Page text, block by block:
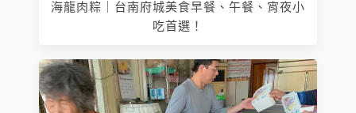
海龍肉粽｜台南府城美食早餐、午餐、宵夜小
吃首選！